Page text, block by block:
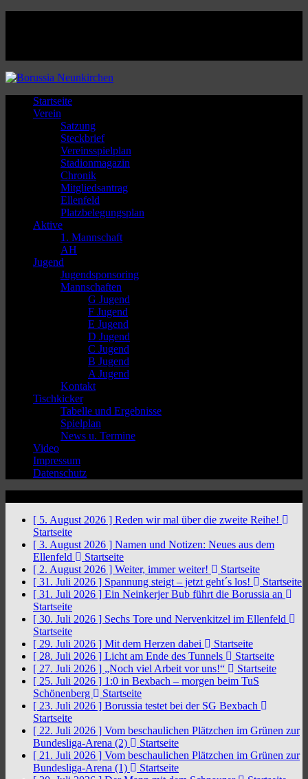
Startseite
Verein
Satzung
Steckbrief
Vereinsspielplan
Stadionmagazin
Chronik
Mitgliedsantrag
Ellenfeld
Platzbelegungsplan
Aktive
1. Mannschaft
AH
Jugend
Jugendsponsoring
Mannschaften
G Jugend
F Jugend
E Jugend
D Jugend
C Jugend
B Jugend
A Jugend
Kontakt
Tischkicker
Tabelle und Ergebnisse
Spielplan
News u. Termine
Video
Impressum
Datenschutz
[ 5. August 2026 ] Reden wir mal über die zweite Reihe!
Startseite
[ 3. August 2026 ] Namen und Notizen: Neues aus dem
Ellenfeld
Startseite
[ 2. August 2026 ] Weiter, immer weiter!
Startseite
[ 31. Juli 2026 ] Spannung steigt – jetzt geht´s los!
Startseite
[ 31. Juli 2026 ] Ein Neinkerjer Bub führt die Borussia an
Startseite
[ 30. Juli 2026 ] Sechs Tore und Nervenkitzel im Ellenfeld
Startseite
[ 29. Juli 2026 ] Mit dem Herzen dabei
Startseite
[ 28. Juli 2026 ] Licht am Ende des Tunnels
Startseite
[ 27. Juli 2026 ] „Noch viel Arbeit vor uns!“
Startseite
[ 25. Juli 2026 ] 1:0 in Bexbach – morgen beim TuS
Schönenberg
Startseite
[ 23. Juli 2026 ] Borussia testet bei der SG Bexbach
Startseite
[ 22. Juli 2026 ] Vom beschaulichen Plätzchen im Grünen zur
Bundesliga-Arena (2)
Startseite
[ 21. Juli 2026 ] Vom beschaulichen Plätzchen im Grünen zur
Bundesliga-Arena (1)
Startseite